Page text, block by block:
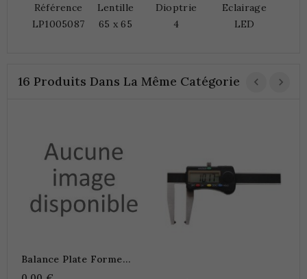
Référence
Lentille Dioptrie
Eclairage
LP1005087
65 x 65 4 LED
16 Produits Dans La Même Catégorie
Balance Plate Forme